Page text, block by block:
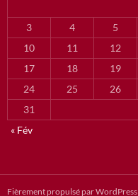
3
4 5
10
11 12
17
18 19
24
25 26
31
« Fév
Fièrement propulsé par WordPress